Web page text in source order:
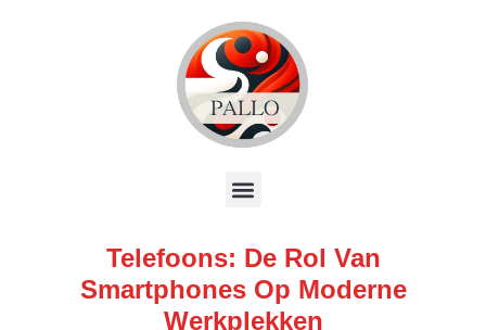
Telefoons: De Rol Van
Smartphones Op Moderne
Werkplekken